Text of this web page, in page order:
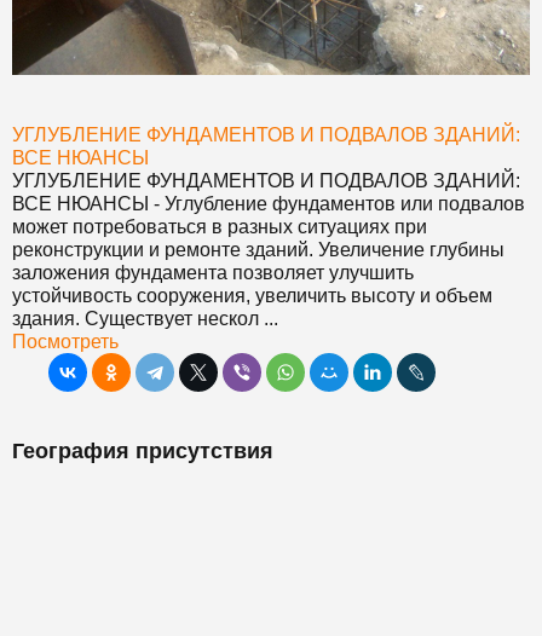
УГЛУБЛЕНИЕ ФУНДАМЕНТОВ И ПОДВАЛОВ ЗДАНИЙ:
ВСЕ НЮАНСЫ
УГЛУБЛЕНИЕ ФУНДАМЕНТОВ И ПОДВАЛОВ ЗДАНИЙ:
ВСЕ НЮАНСЫ - Углубление фундаментов или подвалов
может потребоваться в разных ситуациях при
реконструкции и ремонте зданий. Увеличение глубины
заложения фундамента позволяет улучшить
устойчивость сооружения, увеличить высоту и объем
здания. Существует нескол ...
Посмотреть
География присутствия